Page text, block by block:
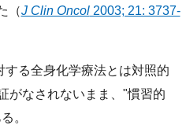
（J Clin Oncol2003; 21: 3737-
る全身化学療法とは対照的
がなされないまま、"慣習的
。